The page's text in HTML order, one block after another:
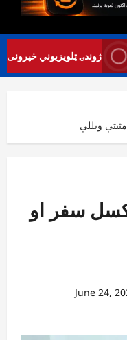
ژوندۍ ټلویزیوني خپرونی
وبللې
سفر او